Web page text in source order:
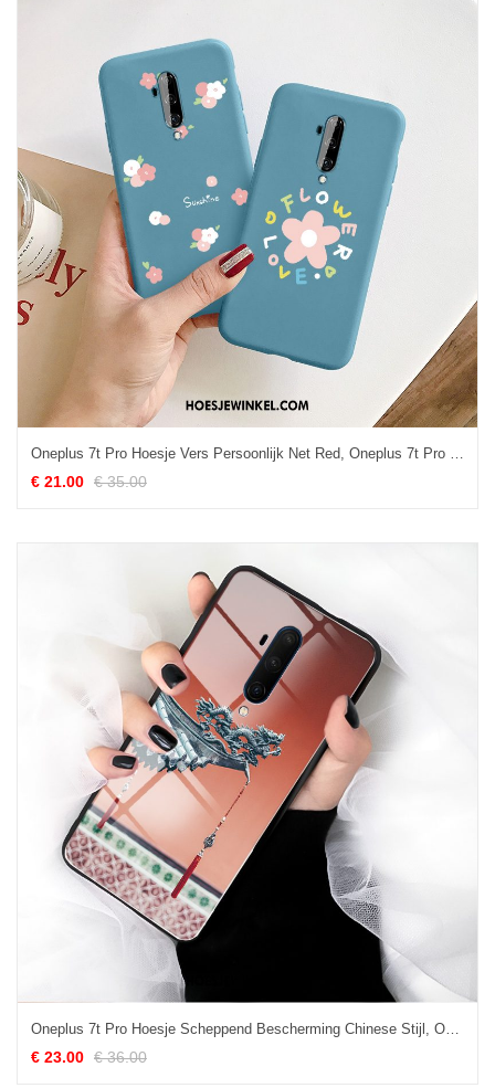
Oneplus 7t Pro Hoesje Vers Persoonlijk Net Red, Oneplus 7t Pro Hoesje Blauw Anti-fall
€ 21.00 € 35.00
Oneplus 7t Pro Hoesje Scheppend Bescherming Chinese Stijl, Oneplus 7t Pro Hoesje Mobiele Telefoon Wind
€ 23.00 € 36.00